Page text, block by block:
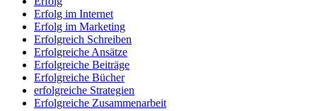
Erfolg im Internet
Erfolg im Marketing
Erfolgreich Schreiben
Erfolgreiche Ansätze
Erfolgreiche Beiträge
Erfolgreiche Bücher
erfolgreiche Strategien
Erfolgreiche Zusammenarbeit